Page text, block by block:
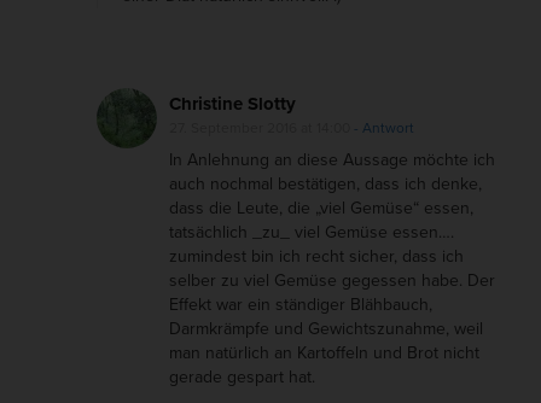
Christine Slotty
- Antwort
In Anlehnung an diese Aussage möchte ich
auch nochmal bestätigen, dass ich denke,
dass die Leute, die „viel Gemüse“ essen,
tatsächlich _zu_ viel Gemüse essen….
zumindest bin ich recht sicher, dass ich
selber zu viel Gemüse gegessen habe. Der
Effekt war ein ständiger Blähbauch,
Darmkrämpfe und Gewichtszunahme, weil
man natürlich an Kartoffeln und Brot nicht
gerade gespart hat.